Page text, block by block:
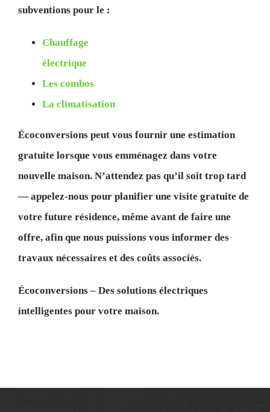
subventions pour le :
Chauffage
électrique
Les combos
La climatisation
Écoconversions peut vous fournir une estimation
gratuite lorsque vous emménagez dans votre
nouvelle maison. N’attendez pas qu’il soit trop tard
— appelez-nous pour planifier une visite gratuite de
votre future résidence, même avant de faire une
offre, afin que nous puissions vous informer des
travaux nécessaires et des coûts associés.
Écoconversions – Des solutions électriques
intelligentes pour votre maison.